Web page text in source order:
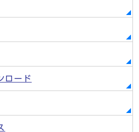
ロード